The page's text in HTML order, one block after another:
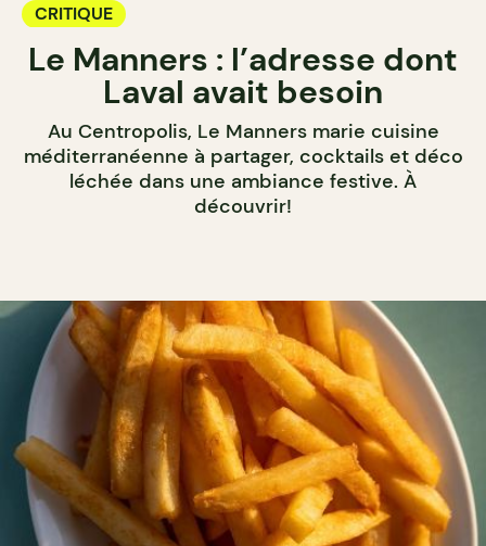
CRITIQUE
Le Manners : l’adresse dont
Laval avait besoin
Au Centropolis, Le Manners marie cuisine
méditerranéenne à partager, cocktails et déco
léchée dans une ambiance festive. À
découvrir!